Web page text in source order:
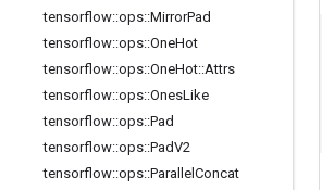
tensorflow::ops::MirrorPad
tensorflow::ops::OneHot
tensorflow::ops::OneHot::Attrs
tensorflow::ops::OnesLike
tensorflow::ops::Pad
tensorflow::ops::PadV2
tensorflow::ops::Parallel Concat